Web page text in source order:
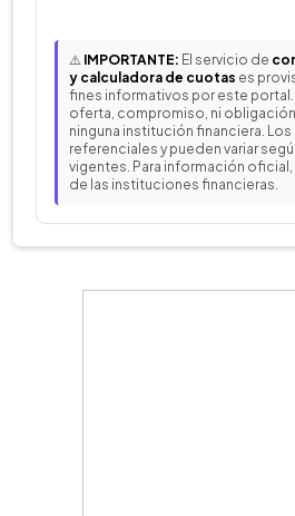
⚠️ IMPORTANTE: El servicio de
y calculadora de cuotas es
fines informativos por este portal.
oferta, compromiso, ni
ninguna institución financiera.
referenciales y pueden variar
vigentes. Para información
de las instituciones financieras.